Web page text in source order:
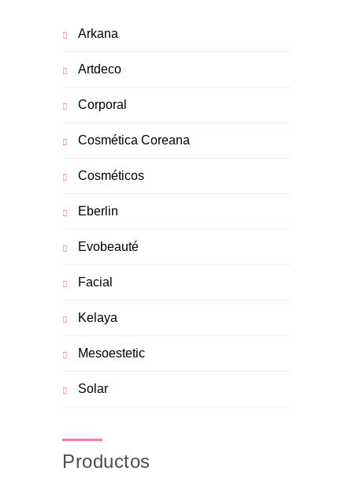
Arkana
Artdeco
Corporal
Cosmética Coreana
Cosméticos
Eberlin
Evobeauté
Facial
Kelaya
Mesoestetic
Solar
Productos